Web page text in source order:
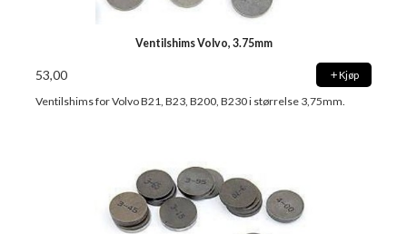
Ventilshims Volvo, 3.75mm
53,00 Kjøp
Ventilshims for Volvo B21, B23, B200, B230 i størrelse 3,75mm.